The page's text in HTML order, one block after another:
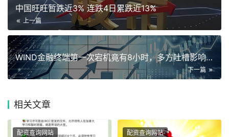
中国旺旺暂跌近3% 连跌4日累跌近13%
上一篇
WIND金融终端第一次宕机竟有8小时，多方吐槽影响，竞品股价
下一篇
相关文章
配资查询网站 配资查询网站